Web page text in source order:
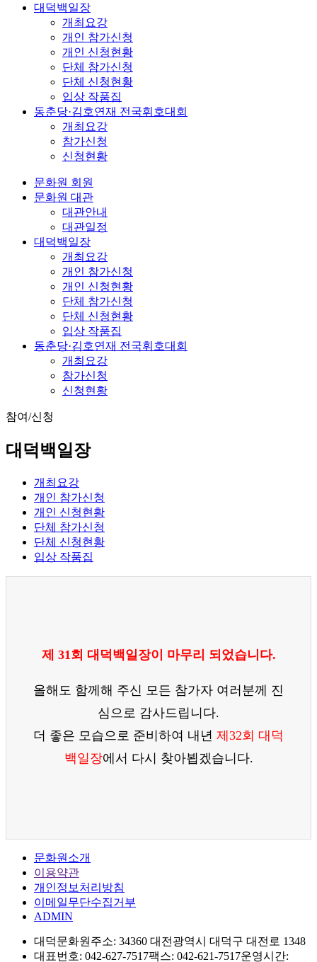
대덕백일장
개최요강
개인 참가신청
개인 신청현황
단체 참가신청
단체 신청현황
입상 작품집
동춘당·김호연재 전국휘호대회
개최요강
참가신청
신청현황
문화원 회원
문화원 대관
대관안내
대관일정
대덕백일장
개최요강
개인 참가신청
개인 신청현황
단체 참가신청
단체 신청현황
입상 작품집
동춘당·김호연재 전국휘호대회
개최요강
참가신청
신청현황
참여/신청
대덕백일장
개최요강
개인 참가신청
개인 신청현황
단체 참가신청
단체 신청현황
입상 작품집
제 31회 대덕백일장이 마무리 되었습니다.
올해도 함께해 주신 모든 참가자 여러분께 진
심으로 감사드립니다.
더 좋은 모습으로 준비하여 내년 제32회 대덕
백일장에서 다시 찾아뵙겠습니다.
문화원소개
이용약관
개인정보처리방침
이메일무단수집거부
ADMIN
대덕문화원주소: 34360 대전광역시 대덕구 대전로 1348
대표번호: 042-627-7517팩스: 042-621-7517운영시간: